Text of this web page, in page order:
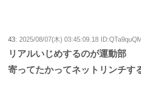
43: 2025/08/07(木) 03:45:09.18
リアルいじめするのが運動部
寄ってたかってネットリンチす